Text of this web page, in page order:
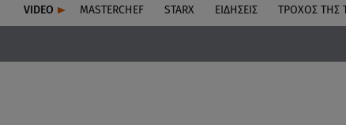
VIDEO MASTERCHEF STARX ΕΙΔΉΣΕΙΣ ΤΡΟΧΌΣ ΤΗΣ